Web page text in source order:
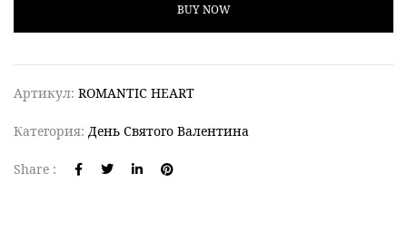
BUY NOW
Артикул: ROMANTIC HEART
Категория: День Святого Валентина
Share :